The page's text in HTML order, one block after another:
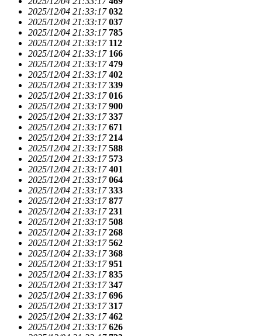
2025/12/04 21:33:17 032
2025/12/04 21:33:17 037
2025/12/04 21:33:17 785
2025/12/04 21:33:17 112
2025/12/04 21:33:17 166
2025/12/04 21:33:17 479
2025/12/04 21:33:17 402
2025/12/04 21:33:17 339
2025/12/04 21:33:17 016
2025/12/04 21:33:17 900
2025/12/04 21:33:17 337
2025/12/04 21:33:17 671
2025/12/04 21:33:17 214
2025/12/04 21:33:17 588
2025/12/04 21:33:17 573
2025/12/04 21:33:17 401
2025/12/04 21:33:17 064
2025/12/04 21:33:17 333
2025/12/04 21:33:17 877
2025/12/04 21:33:17 231
2025/12/04 21:33:17 508
2025/12/04 21:33:17 268
2025/12/04 21:33:17 562
2025/12/04 21:33:17 368
2025/12/04 21:33:17 951
2025/12/04 21:33:17 835
2025/12/04 21:33:17 347
2025/12/04 21:33:17 696
2025/12/04 21:33:17 317
2025/12/04 21:33:17 462
2025/12/04 21:33:17 626